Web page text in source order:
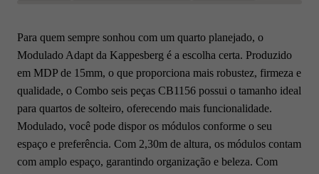
Para quem sempre sonhou com um quarto planejado, o
Modulado Adapt da Kappesberg é a escolha certa. Produzido
em MDP de 15mm, o que proporciona mais robustez, firmeza e
qualidade, o Combo seis peças CB1156 possui o tamanho ideal
para quartos de solteiro, oferecendo mais funcionalidade.
Modulado, você pode dispor os módulos conforme o seu
espaço e preferência. Com 2,30m de altura, os módulos contam
com amplo espaço, garantindo organização e beleza. Com